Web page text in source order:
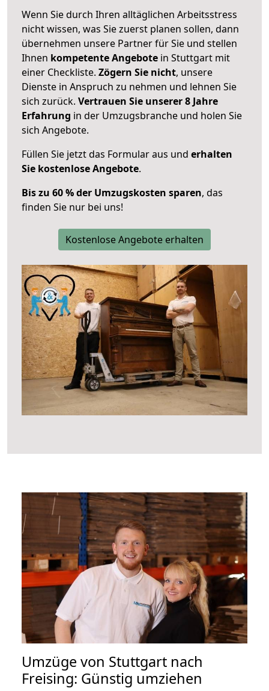
Wenn Sie durch Ihren alltäglichen Arbeitsstress
nicht wissen, was Sie zuerst planen sollen, dann
übernehmen unsere Partner für Sie und stellen
Ihnen kompetente Angebote in Stuttgart mit
einer Checkliste. Zögern Sie nicht, unsere
Dienste in Anspruch zu nehmen und lehnen Sie
sich zurück. Vertrauen Sie unserer 8 Jahre
Erfahrung in der Umzugsbranche und holen Sie
sich Angebote.
Füllen Sie jetzt das Formular aus und erhalten
Sie kostenlose Angebote.
Bis zu 60 % der Umzugskosten sparen, das
finden Sie nur bei uns!
Kostenlose Angebote erhalten
Umzüge von Stuttgart nach
Freising: Günstig umziehen